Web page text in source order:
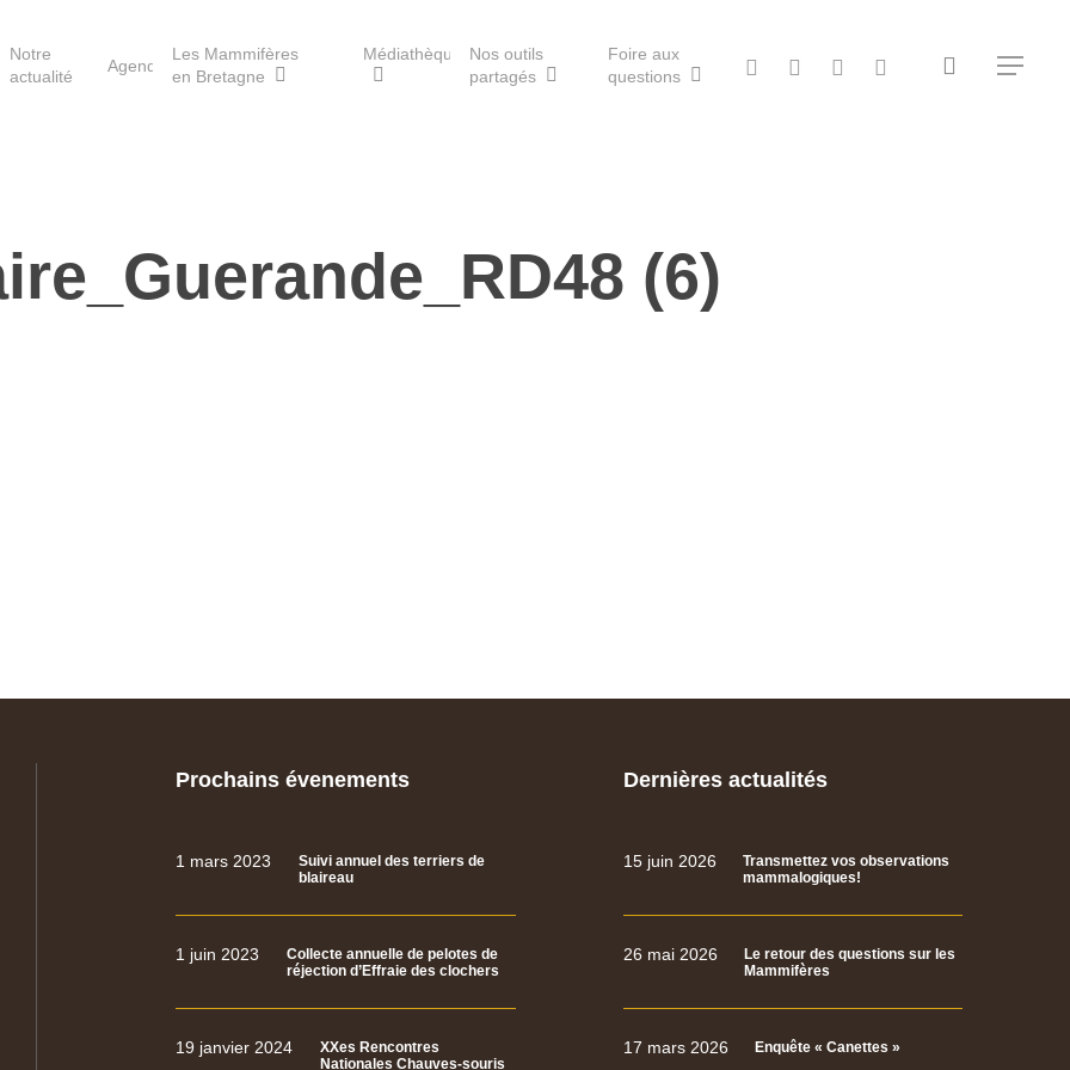
Les Havres de paix pour la
loutre
Notre
actualité
Agenda
Les Mammifères
en Bretagne
Médiathèque
Nos outils
partagés
Foire aux
questions
search
Menu
twitter facebook
vimeo RSS
(6)
Prochains évenements
1 mars 2023
Suivi annuel des terriers de
blaireau
1 juin 2023
Collecte annuelle de pelotes de
réjection d’Effraie des clochers
19 janvier 2024
XXes Rencontres
Nationales Chauves-souris
Dernières actualités
15 juin 2026
Transmettez vos observations
mammalogiques!
26 mai 2026
Le retour des questions sur les
Mammifères
17 mars 2026 Enquête « Canettes »